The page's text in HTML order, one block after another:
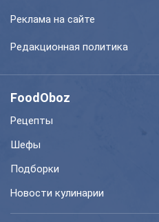
Реклама на сайте
Редакционная политика
FoodOboz
Рецепты
Шефы
Подборки
Новости кулинарии